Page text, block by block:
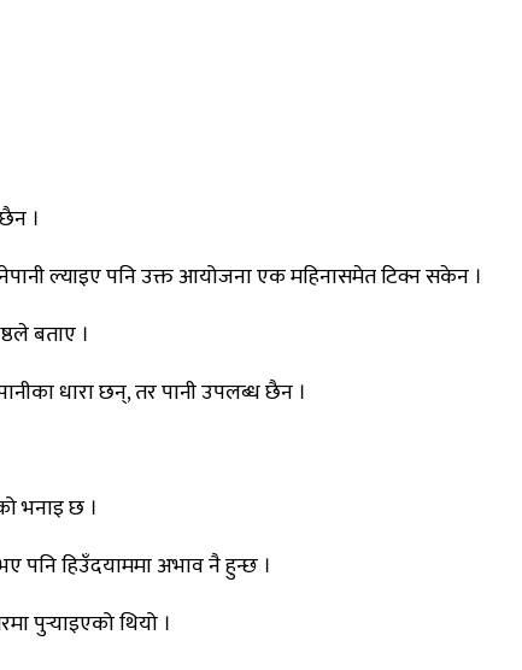
।
ल्याइए पनि उक्त आयोजना एक महिनासमेत टिक्न सकेन ।
बताए ।
धारा छन्, तर पानी उपलब्ध छैन ।
भनाइ छ ।
पनि हिउँदयाममा अभाव नै हुन्छ ।
पुर्‍याइएको थियो ।